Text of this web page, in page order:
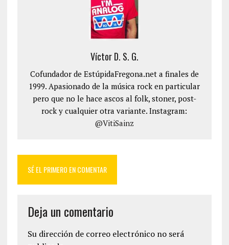
Víctor D. S. G.
Cofundador de EstúpidaFregona.net a finales de
1999. Apasionado de la música rock en particular
pero que no le hace ascos al folk, stoner, post-
rock y cualquier otra variante. Instagram:
@VitiSainz
SÉ EL PRIMERO EN COMENTAR
Deja un comentario
Su dirección de correo electrónico no será